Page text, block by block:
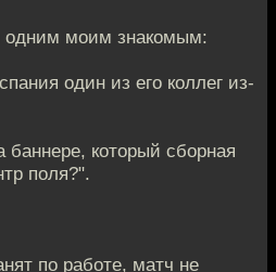
одним моим знакомым:
один из его коллег из-
который сборная
поля?".
по работе, матч не